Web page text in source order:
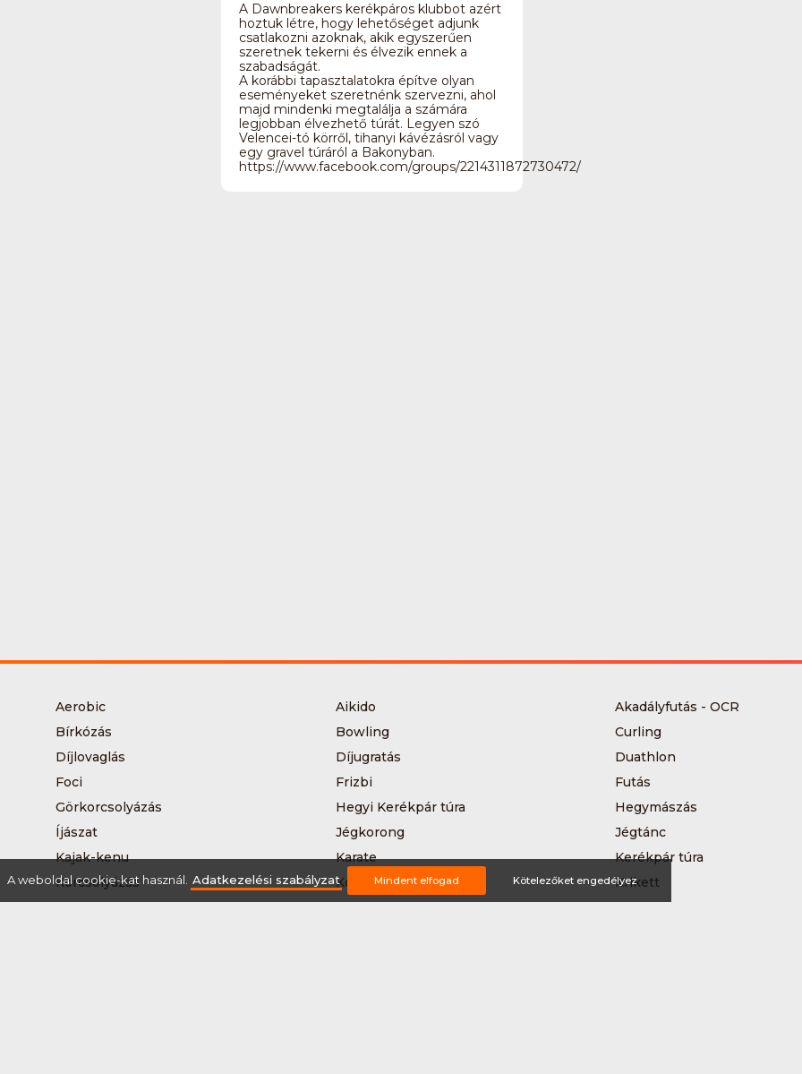
A Dawnbreakers kerékpáros klubbot azért
hoztuk létre, hogy lehetőséget adjunk
csatlakozni azoknak, akik egyszerűen
szeretnek tekerni és élvezik ennek a
szabadságát.
A korábbi tapasztalatokra építve olyan
eseményeket szeretnénk szervezni, ahol
majd mindenki megtalálja a számára
legjobban élvezhető túrát. Legyen szó
Velencei-tó körről, tihanyi kávézásról vagy
egy gravel túráról a Bakonyban.
https://www.facebook.com/groups/2214311872730472/
Aerobic Aikido Akadályfutás - OCR
Bírkózás
Bowling Curling
Díjlovaglás
Díjugratás Duathlon
Foci
Frizbi Futás
Görkorcsolyázás
Hegyi Kerékpár túra Hegymászás
Íjászat
Jégkorong Jégtánc
Kajak-kenu
Karate Kerékpár túra
Korcsolyázás
Kosárlabda Krikett
Kutyás terepfutás
Lövészet MTB-hegyikerékpározás
A weboldal cookie-kat használ. Adatkezelési szabályzat Mindent elfogad Kötelezőket engedélyez